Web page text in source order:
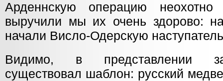
Арденнскую операцию
выручили мы их очень здорово:
начали Висло-Одерскую
Видимо, в представлении
существовал шаблон: русский